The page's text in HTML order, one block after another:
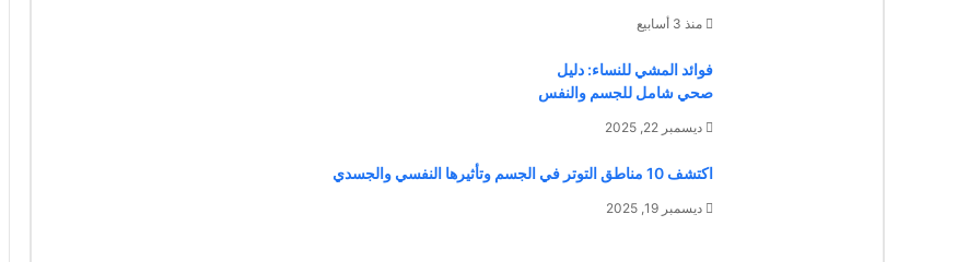
منذ 3 أسابيع
فوائد المشي للنساء: دليل
صحي شامل للجسم والنفس
ديسمبر 22, 2025
اكتشف 10 مناطق التوتر في الجسم وتأثيرها النفسي والجسدي
ديسمبر 19, 2025